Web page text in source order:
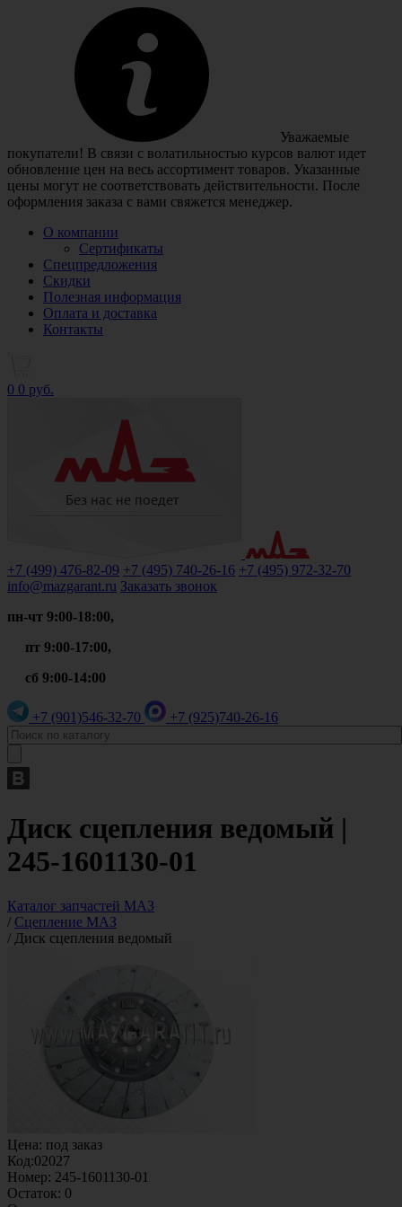
Уважаемые
покупатели! В связи с волатильностью курсов валют идет
обновление цен на весь ассортимент товаров. Указанные
цены могут не соответствовать действительности. После
оформления заказа с вами свяжется менеджер.
О компании
Сертификаты
Спецпредложения
Скидки
Полезная информация
Оплата и доставка
Контакты
0 0 руб.
+7 (499) 476-82-09 +7 (495) 740-26-16 +7 (495) 972-32-70
info@mazgarant.ru Заказать звонок
пн-чт 9:00-18:00,
пт 9:00-17:00,
сб 9:00-14:00
+7 (901)546-32-70 +7 (925)740-26-16
Диск сцепления ведомый |
245-1601130-01
Каталог запчастей МАЗ
/ Сцепление МАЗ
/ Диск сцепления ведомый
Цена: под заказ
Код:02027
Номер: 245-1601130-01
Остаток: 0